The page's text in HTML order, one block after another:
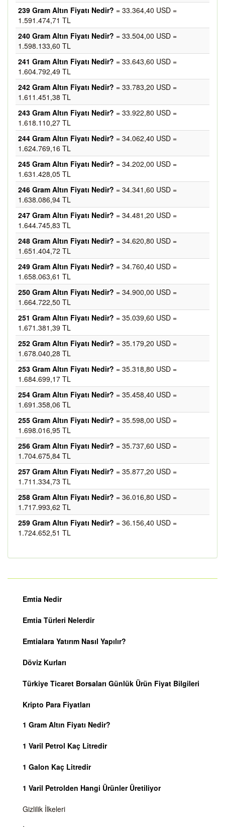
239 Gram Altın Fiyatı Nedir? = 33.364,40 USD =
1.591.474,71 TL
240 Gram Altın Fiyatı Nedir? = 33.504,00 USD =
1.598.133,60 TL
241 Gram Altın Fiyatı Nedir? = 33.643,60 USD =
1.604.792,49 TL
242 Gram Altın Fiyatı Nedir? = 33.783,20 USD =
1.611.451,38 TL
243 Gram Altın Fiyatı Nedir? = 33.922,80 USD =
1.618.110,27 TL
244 Gram Altın Fiyatı Nedir? = 34.062,40 USD =
1.624.769,16 TL
245 Gram Altın Fiyatı Nedir? = 34.202,00 USD =
1.631.428,05 TL
246 Gram Altın Fiyatı Nedir? = 34.341,60 USD =
1.638.086,94 TL
247 Gram Altın Fiyatı Nedir? = 34.481,20 USD =
1.644.745,83 TL
248 Gram Altın Fiyatı Nedir? = 34.620,80 USD =
1.651.404,72 TL
249 Gram Altın Fiyatı Nedir? = 34.760,40 USD =
1.658.063,61 TL
250 Gram Altın Fiyatı Nedir? = 34.900,00 USD =
1.664.722,50 TL
251 Gram Altın Fiyatı Nedir? = 35.039,60 USD =
1.671.381,39 TL
252 Gram Altın Fiyatı Nedir? = 35.179,20 USD =
1.678.040,28 TL
253 Gram Altın Fiyatı Nedir? = 35.318,80 USD =
1.684.699,17 TL
254 Gram Altın Fiyatı Nedir? = 35.458,40 USD =
1.691.358,06 TL
255 Gram Altın Fiyatı Nedir? = 35.598,00 USD =
1.698.016,95 TL
256 Gram Altın Fiyatı Nedir? = 35.737,60 USD =
1.704.675,84 TL
257 Gram Altın Fiyatı Nedir? = 35.877,20 USD =
1.711.334,73 TL
258 Gram Altın Fiyatı Nedir? = 36.016,80 USD =
1.717.993,62 TL
259 Gram Altın Fiyatı Nedir? = 36.156,40 USD =
1.724.652,51 TL
Emtia Nedir
Emtia Türleri Nelerdir
Emtialara Yatırım Nasıl Yapılır?
Döviz Kurları
Türkiye Ticaret Borsaları Günlük Ürün Fiyat Bilgileri
Kripto Para Fiyatları
1 Gram Altın Fiyatı Nedir?
1 Varil Petrol Kaç Litredir
1 Galon Kaç Litredir
1 Varil Petrolden Hangi Ürünler Üretiliyor
Gizlilik İlkeleri